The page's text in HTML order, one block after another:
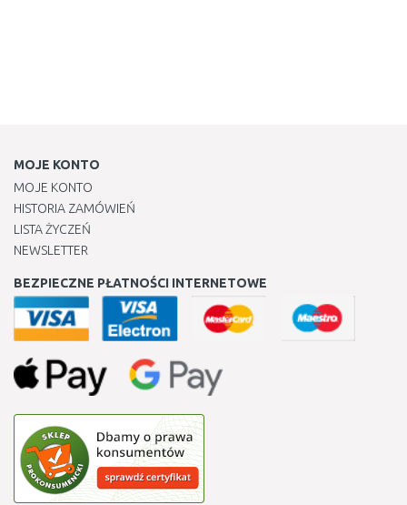
MOJE KONTO
MOJE KONTO
HISTORIA ZAMÓWIEŃ
LISTA ŻYCZEŃ
NEWSLETTER
BEZPIECZNE PŁATNOŚCI INTERNETOWE